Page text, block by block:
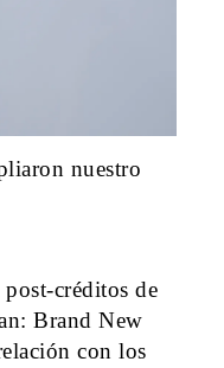
nuestro
post-créditos de
Brand New
con los